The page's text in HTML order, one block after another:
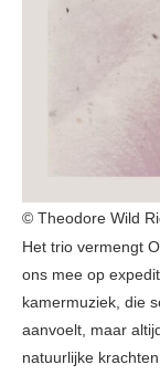
© Theodore Wild
Het trio vermengt
ons mee op
kamermuziek, die
aanvoelt, maar
natuurlijke